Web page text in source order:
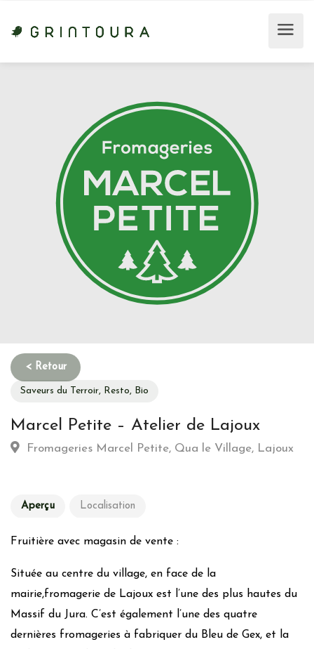
Saveurs du Terroir, Resto, Bio
Marcel Petite – Atelier de Lajoux
Fromageries Marcel Petite, Qua le Village, Lajoux
Aperçu Localisation
Fruitière avec magasin de vente :
Située au centre du village, en face de la
mairie,fromagerie de Lajoux est l’une des plus hautes du
Massif du Jura. C’est également l’une des quatre
dernières fromageries à fabriquer du Bleu de Gex, et la